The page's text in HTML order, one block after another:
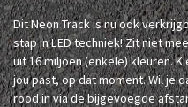
Dit Neon Track is nu ook
stap in LED techniek! Zit niet
uit 16 miljoen (enkele) kleuren.
jou past, op dat moment. Wil je
rood in via de bijgevoegde